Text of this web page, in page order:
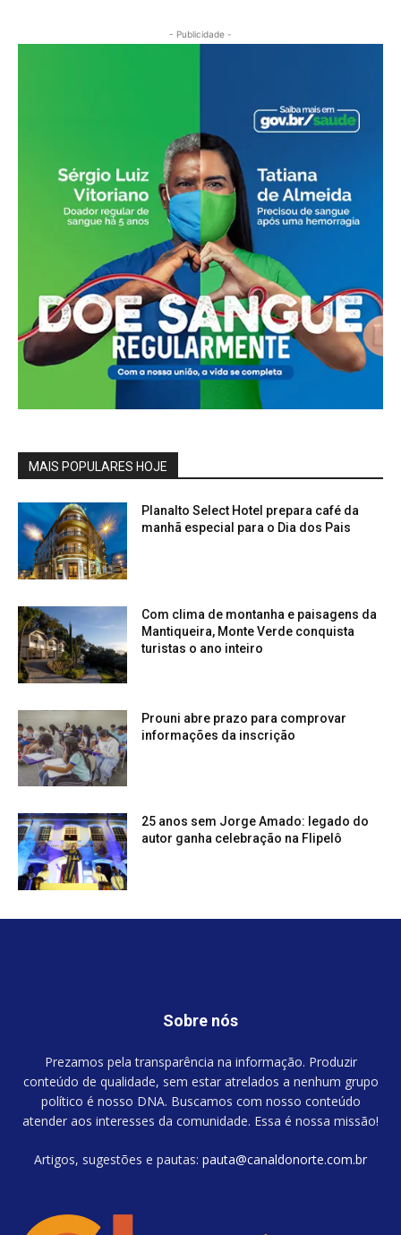
- Publicidade -
MAIS POPULARES HOJE
Planalto Select Hotel prepara café da
manhã especial para o Dia dos Pais
Com clima de montanha e paisagens da
Mantiqueira, Monte Verde conquista
turistas o ano inteiro
Prouni abre prazo para comprovar
informações da inscrição
25 anos sem Jorge Amado: legado do
autor ganha celebração na Flipelô
Sobre nós
Prezamos pela transparência na informação. Produzir
conteúdo de qualidade, sem estar atrelados a nenhum grupo
político é nosso DNA. Buscamos com nosso conteúdo
atender aos interesses da comunidade. Essa é nossa missão!
Artigos, sugestões e pautas: pauta@canaldonorte.com.br